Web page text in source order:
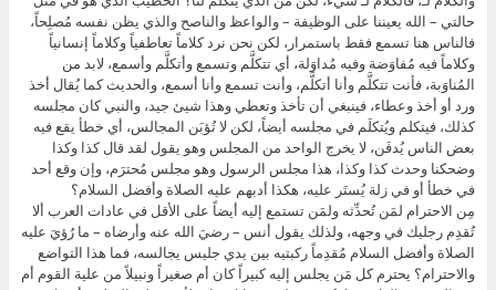
حالتي – الله يعيننا على الوظيفة – والواعظ والناصح والذي يظن نفسه مُصلِحاً،
فالناس هنا تسمع فقط باستمرار، لكن نحن نرد كلاماً تعاطفياً وكلاماً إنسانياً
وكلاماً فيه مُفاوَضة وفيه مُداوَلة، أي تتكلَّم وتسمع وأتكلَّم وأسمع، لابد من
المُناوَبة، فأنت تتكلَّم وأنا أتكلَّم، وأنت تسمع وأنا أسمع، والحديث كما يُقال أخذ
ورد أو أخذ وعطاء، فينبغي أن تأخذ وتعطي وهذا شيئ جيد، والنبي كان مجلسه
كذلك، فيتكلم ويُتكلَم في مجلسه أيضاً، لكن لا تُؤبَن المجالس، أي خطأ يقع فيه
بعض الناس يُدفَن، لا يخرج الواحد من المجلس وهو يقول لقد قال كذا وكذا
وضحكنا وحدث كذا وكذا، هذا مجلس الرسول وهو مجلس مُحترَم، وإن وقع أحد
في خطأ أو في زلة يُستَر عليه، هكذا أدبهم عليه الصلاة وأفضل السلام؟
مِن الاحترام لمَن تُحدِّثه ولمَن تستمع إليه أيضاً على الأقل في عادات العرب ألا
تُقدِم رجليك في وجهه، ولذلك يقول أنس – رضيَ الله عنه وأرضاه – ما رُؤيَ عليه
الصلاة وأفضل السلام مُقدِماً ركبتيه بين يدي جليس يجالسه، فما هذا التواضع
والاحترام؟ يحترم كل مَن يجلس إليه كبيراً كان أم صغيراً ونبيلاً من علية القوم أم